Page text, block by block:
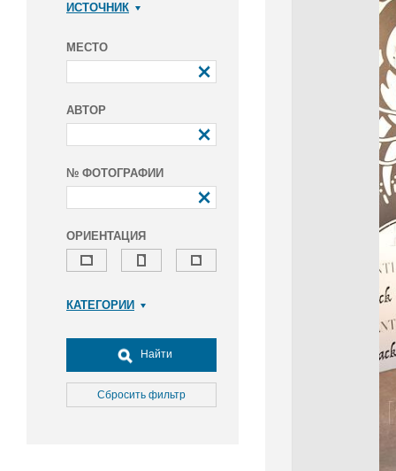
ИСТОЧНИК
МЕСТО
АВТОР
№ ФОТОГРАФИИ
ОРИЕНТАЦИЯ
КАТЕГОРИИ
Досуг, туризм и отдых
Культура
Медицина
Найти
Сбросить фильтр